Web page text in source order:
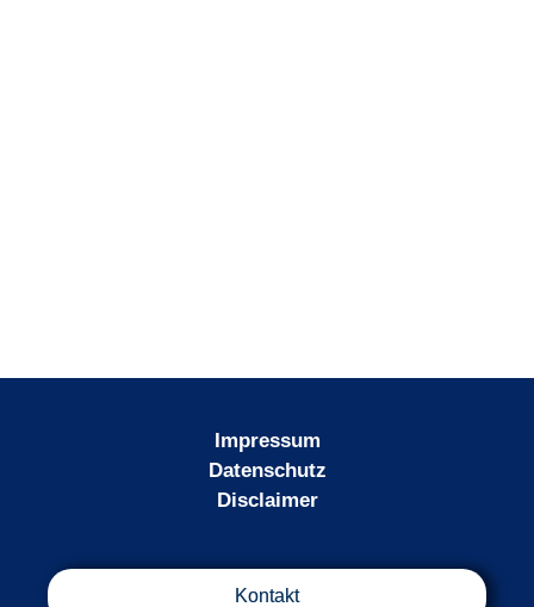
Impressum
Datenschutz
Disclaimer
Kontakt